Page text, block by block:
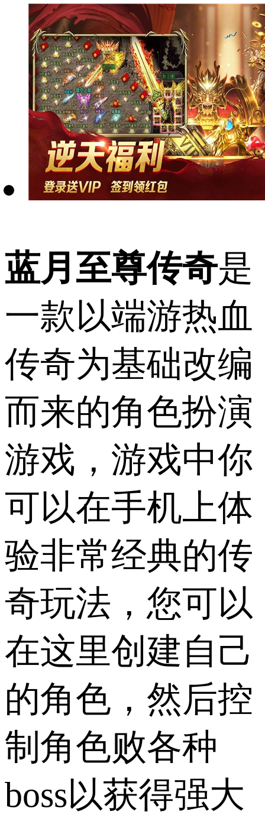
蓝月至尊传奇是
一款以端游热血
传奇为基础改编
而来的角色扮演
游戏，游戏中你
可以在手机上体
验非常经典的传
奇玩法，您可以
在这里创建自己
的角色，然后控
制角色败各种
boss以获得强大